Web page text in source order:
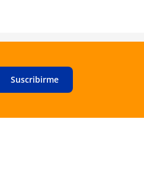
Suscribirme